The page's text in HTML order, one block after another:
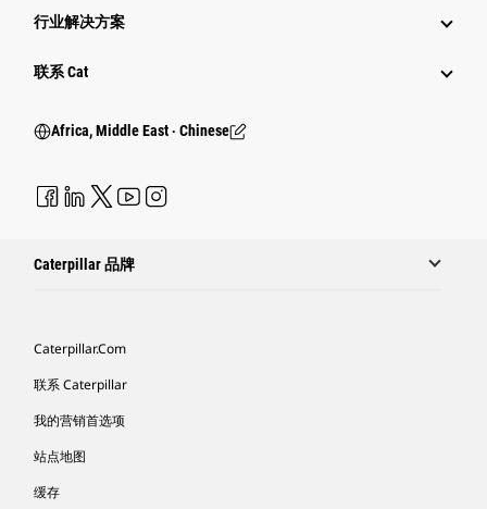
行业解决方案
行业
联系 Cat
Africa, Middle East ‧ Chinese
Caterpillar 品牌
Caterpillar.com
联系 Caterpillar
我的营销首选项
站点地图
缓存